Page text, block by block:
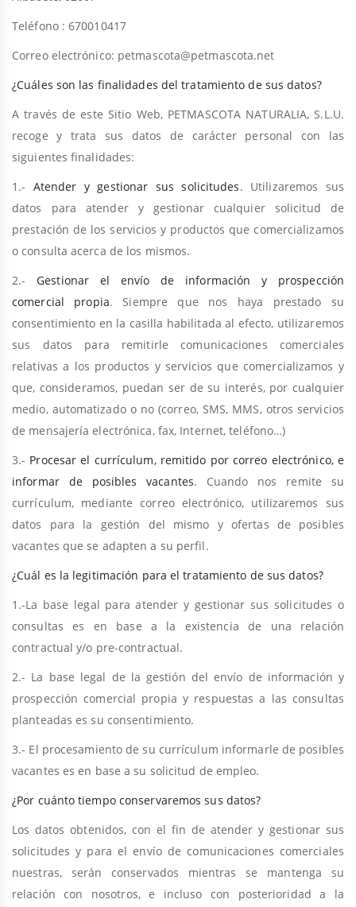
Teléfono : 670010417
Correo electrónico: petmascota@petmascota.net
¿Cuáles son las finalidades del tratamiento de sus datos?
A través de este Sitio Web, PETMASCOTA NATURALIA, S.L.U.
recoge y trata sus datos de carácter personal con las
siguientes finalidades:
1.- Atender y gestionar sus solicitudes. Utilizaremos sus
datos para atender y gestionar cualquier solicitud de
prestación de los servicios y productos que comercializamos
o consulta acerca de los mismos.
2.-Gestionar el envío de información y prospección
comercial propia. Siempre que nos haya prestado su
consentimiento en la casilla habilitada al efecto, utilizaremos
sus datos para remitirle comunicaciones comerciales
relativas a los productos y servicios que comercializamos y
que, consideramos, puedan ser de su interés, por cualquier
medio, automatizado o no (correo, SMS, MMS, otros servicios
de mensajería electrónica, fax, Internet, teléfono…)
3.- Procesar el currículum, remitido por correo electrónico, e
informar de posibles vacantes. Cuando nos remite su
currículum, mediante correo electrónico, utilizaremos sus
datos para la gestión del mismo y ofertas de posibles
vacantes que se adapten a su perfil.
¿Cuál es la legitimación para el tratamiento de sus datos?
1.-La base legal paraatender y gestionar sus solicitudes o
consultas es en base a la existencia de una relación
contractual y/o pre-contractual.
2.- La base legal de la gestión del envío de información y
prospección comercial propia y respuestas a las consultas
planteadas es su consentimiento.
3.- El procesamiento de su currículum informarle de posibles
vacantes es en base a su solicitud de empleo.
¿Por cuánto tiempo conservaremos sus datos?
Los datos obtenidos, con el fin de atender y gestionar sus
solicitudes y para el envío de comunicaciones comerciales
nuestras, serán conservados mientras se mantenga su
relación con nosotros, e incluso con posterioridad a la